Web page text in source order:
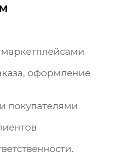
оформление
покупателями